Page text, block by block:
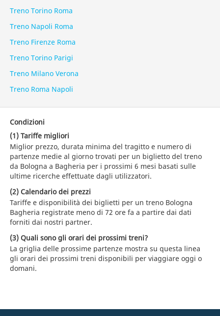
Treno Torino Roma
Treno Napoli Roma
Treno Firenze Roma
Treno Torino Parigi
Treno Milano Verona
Treno Roma Napoli
Condizioni
(1) Tariffe migliori
Miglior prezzo, durata minima del tragitto e numero di
partenze medie al giorno trovati per un biglietto del treno
da Bologna a Bagheria per i prossimi 6 mesi basati sulle
ultime ricerche effettuate dagli utilizzatori.
(2) Calendario dei prezzi
Tariffe e disponibilità dei biglietti per un treno Bologna
Bagheria registrate meno di 72 ore fa a partire dai dati
forniti dai nostri partner.
(3) Quali sono gli orari dei prossimi treni?
La griglia delle prossime partenze mostra su questa linea
gli orari dei prossimi treni disponibili per viaggiare oggi o
domani.